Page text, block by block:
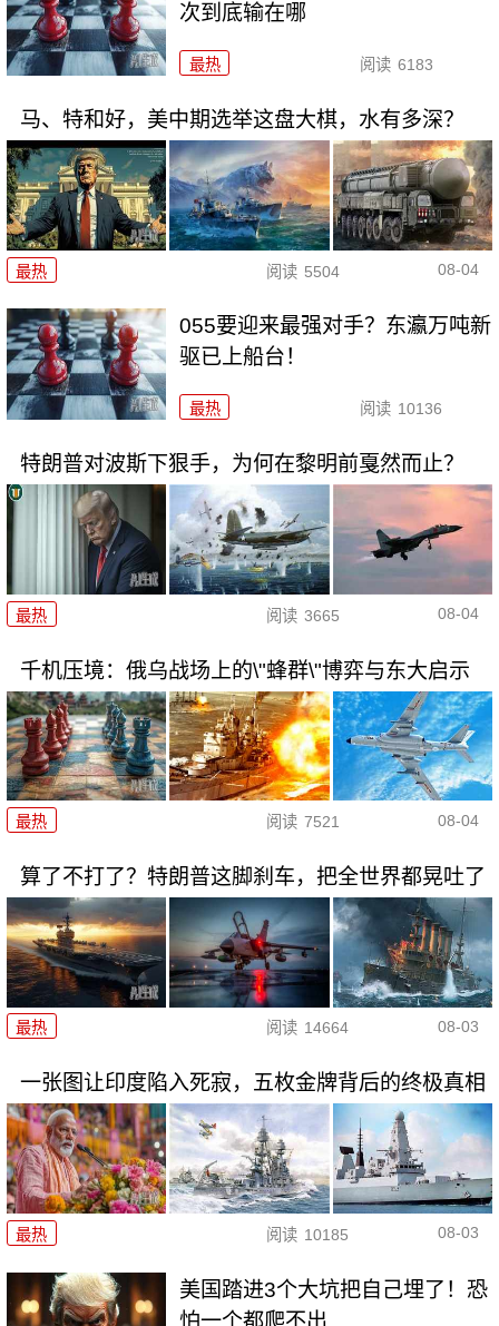
次到底输在哪
最热 阅读 6183
马、特和好，美中期选举这盘大棋，水有多深？
最热 阅读 5504 08-04
055要迎来最强对手？东瀛万吨新
驱已上船台！
最热 阅读 10136
特朗普对波斯下狠手，为何在黎明前戛然而止？
最热 阅读 3665 08-04
千机压境：俄乌战场上的\"蜂群\"博弈与东大启示
最热 阅读 7521 08-04
算了不打了？特朗普这脚刹车，把全世界都晃吐了
最热 阅读 14664 08-03
一张图让印度陷入死寂，五枚金牌背后的终极真相
最热 阅读 10185 08-03
美国踏进3个大坑把自己埋了！恐
怕一个都爬不出